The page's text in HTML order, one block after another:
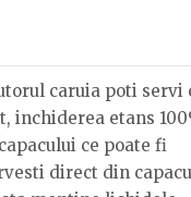
caruia poti servi
inchiderea etans
ce poate fi
direct din